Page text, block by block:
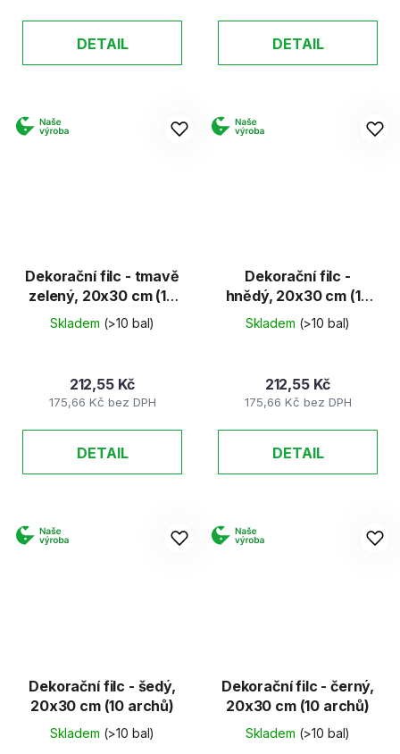
DETAIL DETAIL
Dekorační filc - tmavě
zelený, 20x30 cm (10
archů)
Skladem (>10 bal)
175,66 Kč bez DPH
212,55 Kč
DETAIL
Dekorační filc -
hnědý, 20x30 cm (10
archů)
Skladem (>10 bal)
175,66 Kč bez DPH
212,55 Kč
DETAIL
Dekorační filc - šedý,
20x30 cm (10 archů)
Skladem (>10 bal)
Dekorační filc - černý,
20x30 cm (10 archů)
Skladem (>10 bal)